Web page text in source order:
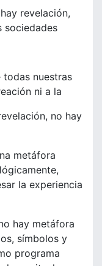
revelación,
sociedades
todas nuestras
ni a la
no hay
metáfora
la experiencia
hay metáfora
símbolos y
programa